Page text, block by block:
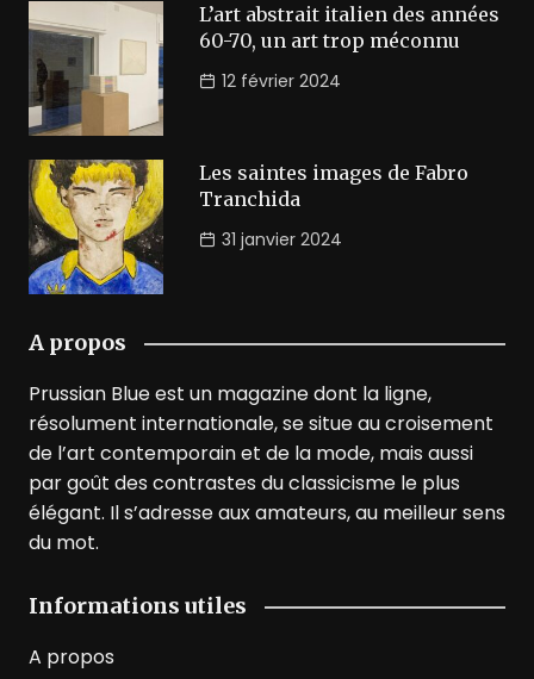
L’art abstrait italien des années
60-70, un art trop méconnu
12 février 2024
Les saintes images de Fabro
Tranchida
31 janvier 2024
A propos
Prussian Blue est un magazine dont la ligne,
résolument internationale, se situe au croisement
de l’art contemporain et de la mode, mais aussi
par goût des contrastes du classicisme le plus
élégant. Il s’adresse aux amateurs, au meilleur sens
du mot.
Informations utiles
A propos